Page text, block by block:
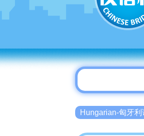
Hungarian-匈牙利